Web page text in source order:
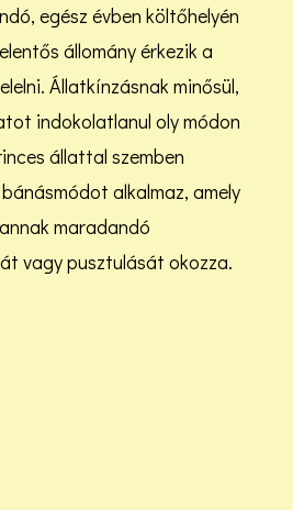
egész évben költőhelyén
állomány érkezik a
Állatkínzásnak minősül,
indokolatlanul oly módon
állattal szemben
alkalmaz, amely
maradandó
vagy pusztulását okozza.